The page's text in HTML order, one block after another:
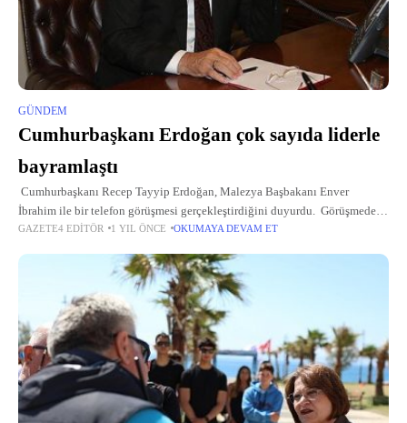
GÜNDEM
Cumhurbaşkanı Erdoğan çok sayıda liderle
bayramlaştı
Cumhurbaşkanı Recep Tayyip Erdoğan, Malezya Başbakanı Enver
İbrahim ile bir telefon görüşmesi gerçekleştirdiğini duyurdu. Görüşmede
Türkiye ile Malezya ikili ilişkileri, bölgesel ve küresel konular ele alındı.
GAZETE4 EDITÖR 1 YIL ÖNCE OKUMAYA DEVAM ET